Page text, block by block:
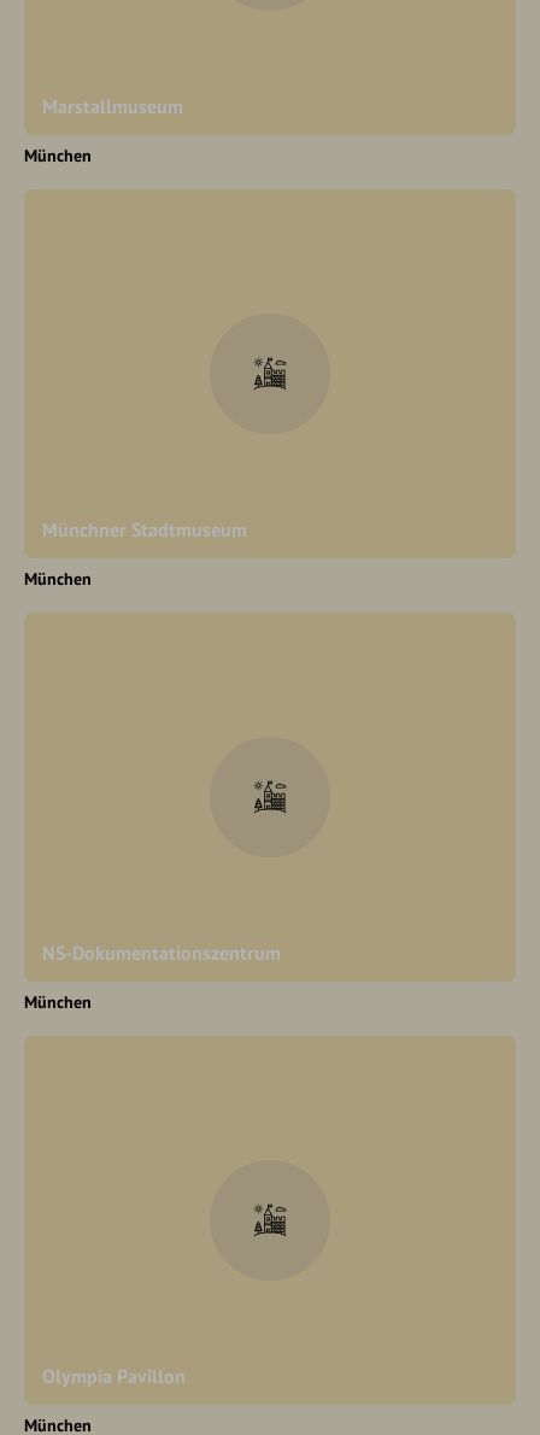
Marstallmuseum
München
Münchner Stadtmuseum
München
NS-Dokumentationszentrum
München
Olympia Pavillon
München